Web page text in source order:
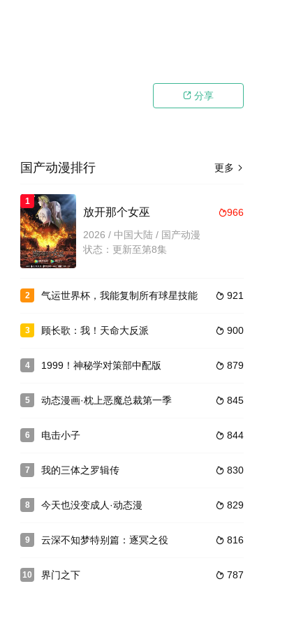
 分享
他面前。为了能实
从此以双武魂之力，一路突破修为，披荆斩棘，收获知
、携手共进的故事。篮球少年许星泽从上海来到北京,误打误撞进入了
。在开战惨遭先手的情况下，有序重新组织队伍组织反击，以南海舰
段，但身为同伴的
等谜题是否会在番外篇揭晓？只能期待更多内容揭晓。
杯亚洲区出线资格的关键比赛中战败，大皋集团董事长出巨资实施他
更多 
国产动漫排行
1
966
放开那个女巫
2026 / 中国大陆 / 国产动漫
状态：更新至第8集
2  921
气运世界杯，我能复制所有球星技能
3  900
顾长歌：我！天命大反派
4  879
1999！神秘学对策部中配版
5  845
动态漫画·枕上恶魔总裁第一季
6  844
电击小子
7  830
我的三体之罗辑传
8  829
今天也没变成人·动态漫
9  816
云深不知梦特别篇：逐冥之役
10  787
界门之下